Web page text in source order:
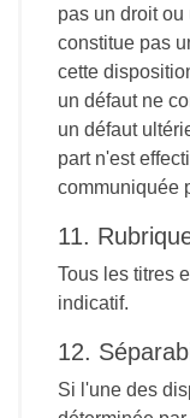
pas un droit
constitue pas
cette
un défaut ne
un défaut
part n'est
communiquée
11.
Tous les titres
indicatif.
12.
Si l'une des